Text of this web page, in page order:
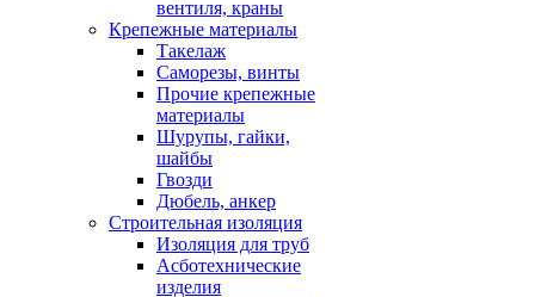
вентиля, краны
Крепежные материалы
Такелаж
Саморезы, винты
Прочие крепежные
материалы
Шурупы, гайки,
шайбы
Гвозди
Дюбель, анкер
Строительная изоляция
Изоляция для труб
Асботехнические
изделия